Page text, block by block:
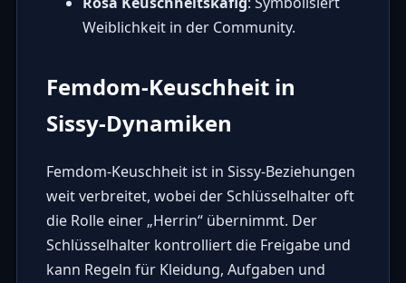
Weiblichkeit in der Community.
Femdom-Keuschheit in
Sissy-Dynamiken
Femdom-Keuschheit ist in Sissy-Beziehungen
weit verbreitet, wobei der Schlüsselhalter oft
die Rolle einer „Herrin“ übernimmt. Der
Schlüsselhalter kontrolliert die Freigabe und
kann Regeln für Kleidung, Aufgaben und